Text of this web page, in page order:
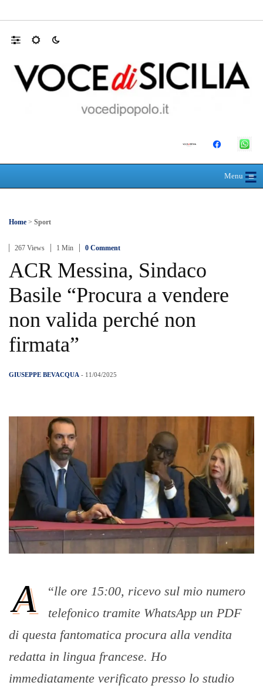
Menu≡
☰
Home > Sport
267 Views 1 Min 0 Comment
ACR Messina, Sindaco
Basile “Procura a vendere
non valida perché non
firmata”
GIUSEPPE BEVACQUA - 11/04/2025
“
A
lle ore 15:00, ricevo sul mio numero
telefonico tramite WhatsApp un PDF
di questa fantomatica procura alla vendita
redatta in lingua francese. Ho
immediatamente verificato presso lo studio